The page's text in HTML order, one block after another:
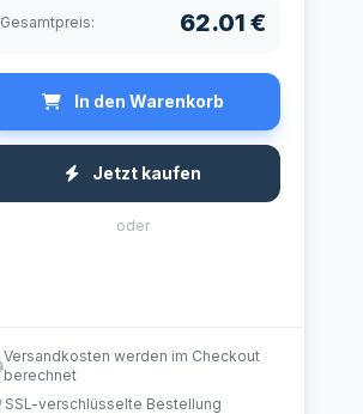
Gesamtpreis: 62.01 €
In den Warenkorb
Jetzt kaufen
oder
Versandkosten werden im Checkout
berechnet
SSL-verschlüsselte Bestellung